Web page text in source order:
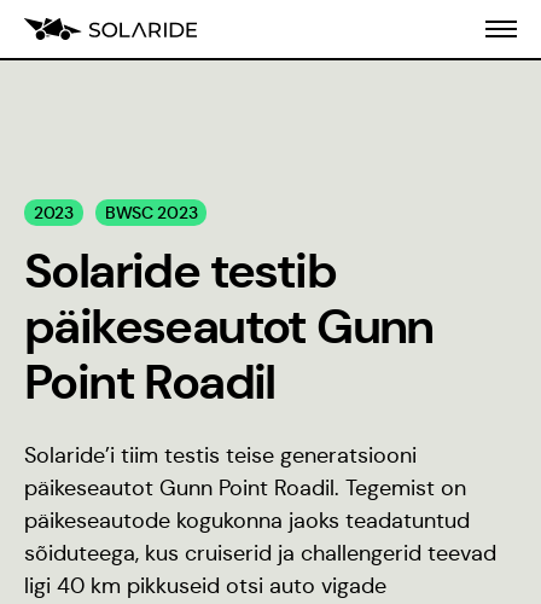
Koolitusprogramm
Blogi
Inseneeria
populariseerimine
2023 BWSC 2023
Solaride testib
päikeseautot Gunn
Point Roadil
Solaride’i tiim testis teise generatsiooni
päikeseautot Gunn Point Roadil. Tegemist on
päikeseautode kogukonna jaoks teadatuntud
sõiduteega, kus cruiserid ja challengerid teevad
ligi 40 km pikkuseid otsi auto vigade